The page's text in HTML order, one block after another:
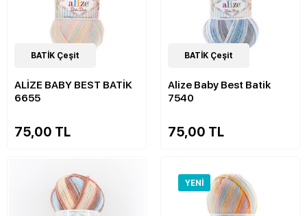
22Çeşit
BATİK Çeşit
ALİZE BABY BEST BATİK
6655
75,00 TL
22Çeşit
BATİK Çeşit
Alize Baby Best Batik
7540
75,00 TL
YENI